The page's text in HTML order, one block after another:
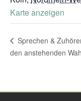
Karte anzeigen
Sprechen &
den anstehenden